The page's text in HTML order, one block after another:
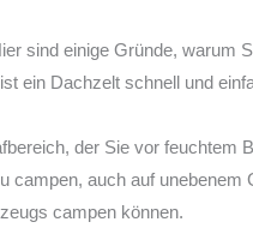
sind einige Gründe, warum
ein Dachzelt schnell und
der Sie vor
campen, auch auf
campen können.